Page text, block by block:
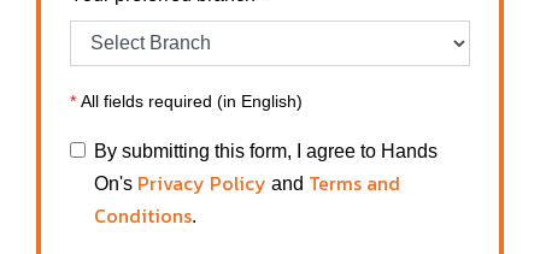
* All fields required (in English)
By submitting this form, I agree to Hands
On's Privacy Policy and Terms and
Conditions.